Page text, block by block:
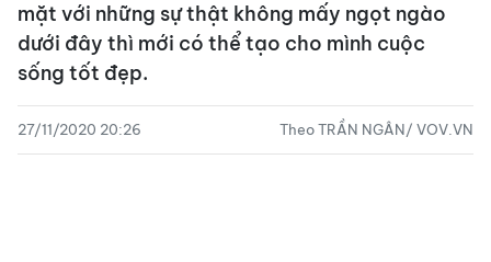
mặt với những sự thật không mấy ngọt ngào
dưới đây thì mới có thể tạo cho mình cuộc
sống tốt đẹp.
27/11/2020 20:26 Theo TRẦN NGÂN/ VOV.VN